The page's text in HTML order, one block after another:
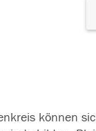
können